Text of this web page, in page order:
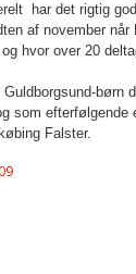
har det rigtig
af november når
hvor over 20
børn
som efterfølgende
Falster.